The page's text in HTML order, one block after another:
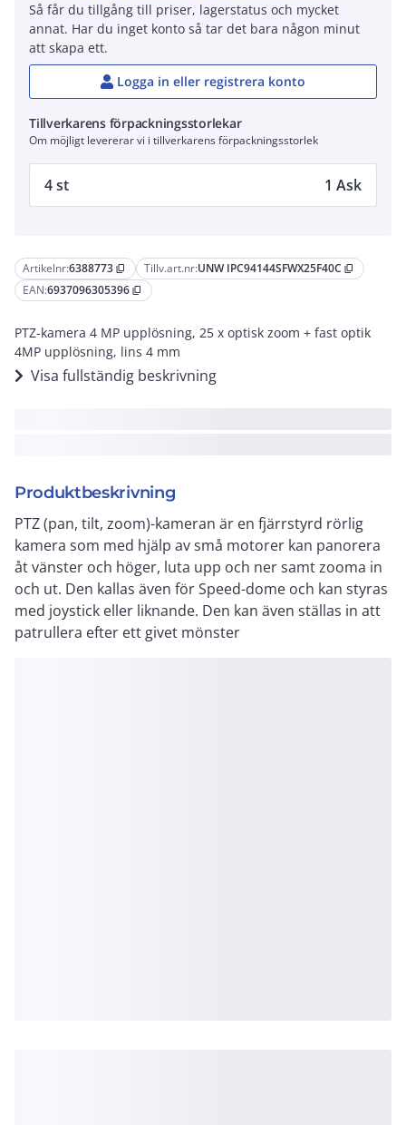
Artikelnr:6388773 content_copy Tillv.art.nr:UNW IPC94144SFWX25F40C content_copy
EAN:6937096305396 content_copy
PTZ-kamera 4 MP upplösning, 25 x optisk zoom + fast optik
4MP upplösning, lins 4 mm
Visa fullständig beskrivning
Produktbeskrivning
PTZ (pan, tilt, zoom)-kameran är en fjärrstyrd rörlig
kamera som med hjälp av små motorer kan panorera
åt vänster och höger, luta upp och ner samt zooma in
och ut. Den kallas även för Speed-dome och kan styras
med joystick eller liknande. Den kan även ställas in att
patrullera efter ett givet mönster
Så får du tillgång till priser, lagerstatus och mycket
annat. Har du inget konto så tar det bara någon minut
att skapa ett.
Logga in eller registrera konto
Tillverkarens förpackningsstorlekar
Om möjligt levererar vi i tillverkarens förpackningsstorlek
4 st 1 Ask